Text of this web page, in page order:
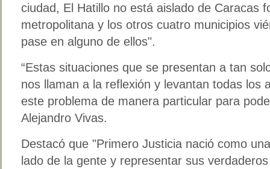
ciudad, El Hatillo no está aislado de Caracas
metropolitana y los otros cuatro municipios
pase en alguno de ellos".
“Estas situaciones que se presentan a tan
nos llaman a la reflexión y levantan todas los
este problema de manera particular para
Alejandro Vivas.
Destacó que "Primero Justicia nació como
lado de la gente y representar sus